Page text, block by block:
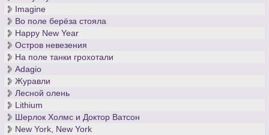
Imagine
Во поле берёза стояла
Happy New Year
Остров невезения
На поле танки грохотали
Adagio
Журавли
Лесной олень
Lithium
Шерлок Холмс и Доктор Ватсон
New York, New York